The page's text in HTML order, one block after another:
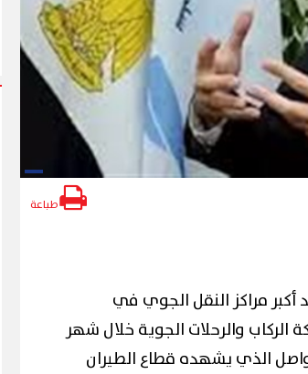
طباعة
أكبر مراكز النقل الجوي في
الركاب والرحلات الجوية خلال شهر
الذي يشهده قطاع الطيران